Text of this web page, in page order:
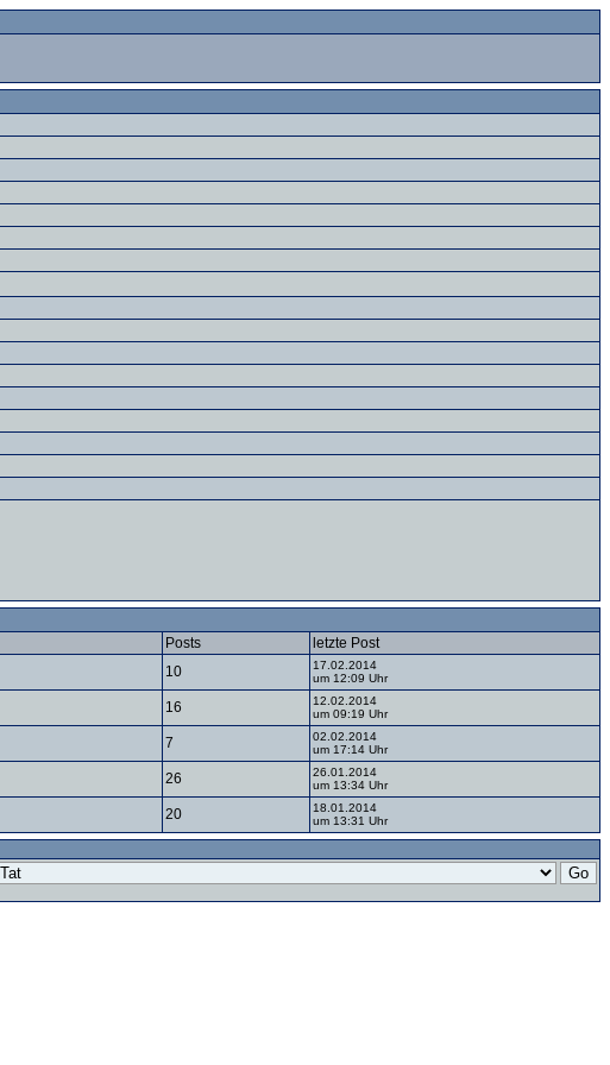
Posts
letzte Post
10
17.02.2014
um 12:09 Uhr
16
12.02.2014
um 09:19 Uhr
7
02.02.2014
um 17:14 Uhr
26
26.01.2014
um 13:34 Uhr
20
18.01.2014
um 13:31 Uhr